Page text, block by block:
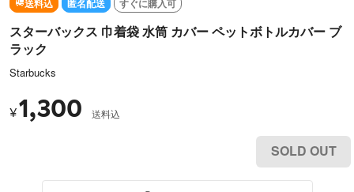
送料込 匿名配送 すぐに購入可
スターバックス 巾着袋 水筒 カバー ペットボトルカバー ブ
ラック
Starbucks
¥1,300 送料込
SOLD OUT